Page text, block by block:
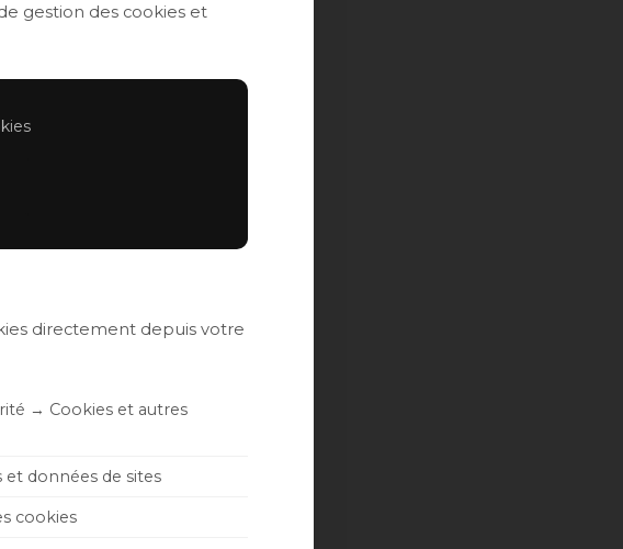
gestion des cookies et
directement depuis votre
→ Cookies et autres
données de sites
cookies